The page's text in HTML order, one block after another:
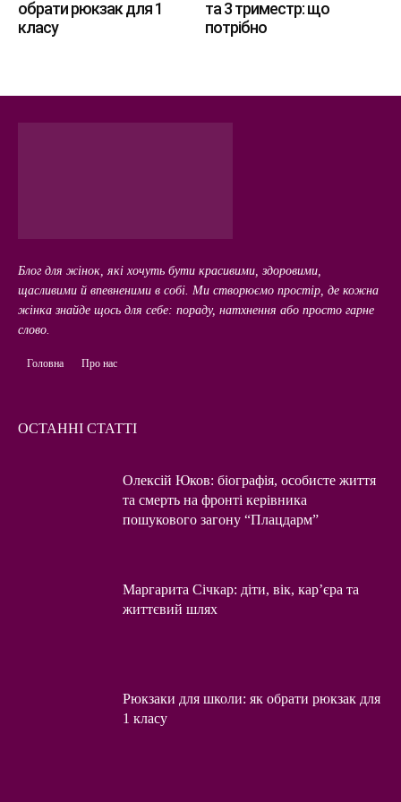
обрати рюкзак для 1
класу
та 3 триместр: що
потрібно
Блог для жінок, які хочуть бути красивими, здоровими,
щасливими й впевненими в собі. Ми створюємо простір, де кожна
жінка знайде щось для себе: пораду, натхнення або просто гарне
слово.
Головна Про нас
ОСТАННІ СТАТТІ
Олексій Юков: біографія, особисте життя
та смерть на фронті керівника
пошукового загону “Плацдарм”
Маргарита Січкар: діти, вік, кар’єра та
життєвий шлях
Рюкзаки для школи: як обрати рюкзак для
1 класу